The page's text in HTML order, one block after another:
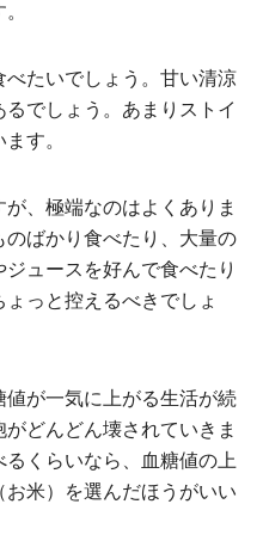
たいでしょう。甘い清涼
でしょう。あまりストイ
す。
、極端なのはよくありま
ばかり食べたり、大量の
ュースを好んで食べたり
っと控えるべきでしょ
が一気に上がる生活が続
どんどん壊されていきま
くらいなら、血糖値の上
米）を選んだほうがいい